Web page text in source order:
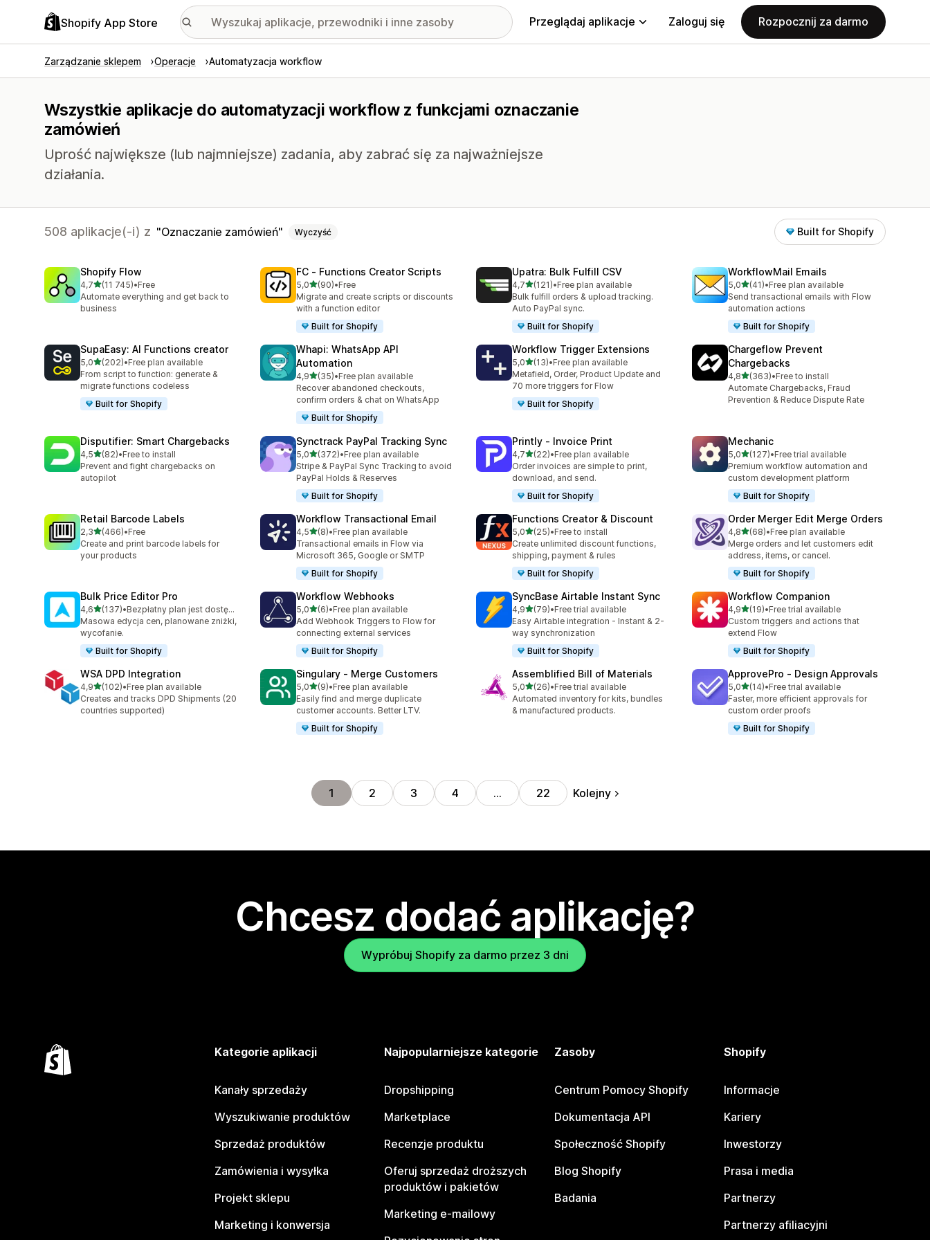
Shopify App Store Przeglądaj aplikacje Zaloguj się Rozpocznij za darmo
Zarządzanie sklepem Operacje Automatyzacja workflow
Wszystkie aplikacje do automatyzacji workflow z funkcjami oznaczanie
zamówień
Uprość największe (lub najmniejsze) zadania, aby zabrać się za najważniejsze
działania.
508 aplikacje(-i) z Oznaczanie zamówień Wyczyść Built for Shopify
Shopify Flow
4,7na 5 gwiazdek
(11 745)
Łączna liczba recenzji: 11745
•Free
Automate everything and get back to
business
FC ‑ Functions Creator Scripts
5,0na 5 gwiazdek
(90)
Łączna liczba recenzji: 90
•Free
Migrate and create scripts or discounts
with a function editor
Built for Shopify
Upatra: Bulk Fulfill CSV
4,7na 5 gwiazdek
(121)
Łączna liczba recenzji: 121
•Free plan available
Bulk fulfill orders & upload tracking.
Auto PayPal sync.
Built for Shopify
WorkflowMail Emails
5,0na 5 gwiazdek
(41)
Łączna liczba recenzji: 41
•Free plan available
Send transactional emails with Flow
automation actions
Built for Shopify
SupaEasy: AI Functions creator
5,0na 5 gwiazdek
(202)
Łączna liczba recenzji: 202
•Free plan available
From script to function: generate &
migrate functions codeless
Built for Shopify
Whapi: WhatsApp API
Automation
4,9na 5 gwiazdek
(35)
Łączna liczba recenzji: 35
•Free plan available
Recover abandoned checkouts,
confirm orders & chat on WhatsApp
Built for Shopify
Workflow Trigger Extensions
5,0na 5 gwiazdek
(13)
Łączna liczba recenzji: 13
•Free plan available
Metafield, Order, Product Update and
70 more triggers for Flow
Built for Shopify
Chargeflow Prevent
Chargebacks
4,8na 5 gwiazdek
(363)
Łączna liczba recenzji: 363
•Free to install
Automate Chargebacks, Fraud
Prevention & Reduce Dispute Rate
Disputifier: Smart Chargebacks
4,5na 5 gwiazdek
(82)
Łączna liczba recenzji: 82
•Free to install
Prevent and fight chargebacks on
autopilot
Synctrack PayPal Tracking Sync
5,0na 5 gwiazdek
(372)
Łączna liczba recenzji: 372
•Free plan available
Stripe & PayPal Sync Tracking to avoid
PayPal Holds & Reserves
Built for Shopify
Printly ‑ Invoice Print
4,7na 5 gwiazdek
(22)
Łączna liczba recenzji: 22
•Free plan available
Order invoices are simple to print,
download, and send.
Built for Shopify
Mechanic
5,0na 5 gwiazdek
(127)
Łączna liczba recenzji: 127
•Free trial available
Premium workflow automation and
custom development platform
Built for Shopify
Retail Barcode Labels
2,3na 5 gwiazdek
(466)
Łączna liczba recenzji: 466
•Free
Create and print barcode labels for
your products
Workflow Transactional Email
4,5na 5 gwiazdek
(8)
Łączna liczba recenzji: 8
•Free plan available
Transactional emails in Flow via
Microsoft 365, Google or SMTP
Built for Shopify
Functions Creator & Discount
5,0na 5 gwiazdek
(25)
Łączna liczba recenzji: 25
•Free to install
Create unlimited discount functions,
shipping, payment & rules
Built for Shopify
Order Merger Edit Merge Orders
4,8na 5 gwiazdek
(68)
Łączna liczba recenzji: 68
•Free plan available
Merge orders and let customers edit
address, items, or cancel.
Built for Shopify
Bulk Price Editor Pro
4,6na 5 gwiazdek
(137)
Łączna liczba recenzji: 137
•
Bezpłatny plan jest dostępny
Masowa edycja cen, planowane zniżki,
wycofanie.
Built for Shopify
Workflow Webhooks
5,0na 5 gwiazdek
(6)
Łączna liczba recenzji: 6
•Free plan available
Add Webhook Triggers to Flow for
connecting external services
Built for Shopify
SyncBase Airtable Instant Sync
4,9na 5 gwiazdek
(79)
Łączna liczba recenzji: 79
•Free trial available
Easy Airtable integration - Instant & 2-
way synchronization
Built for Shopify
Workflow Companion
4,9na 5 gwiazdek
(19)
Łączna liczba recenzji: 19
•Free trial available
Custom triggers and actions that
extend Flow
Built for Shopify
WSA DPD Integration
4,9na 5 gwiazdek
(102)
Łączna liczba recenzji: 102
•Free plan available
Creates and tracks DPD Shipments (20
countries supported)
Singulary ‑ Merge Customers
5,0na 5 gwiazdek
(9)
Łączna liczba recenzji: 9
•Free plan available
Easily find and merge duplicate
customer accounts. Better LTV.
Built for Shopify
Assemblified Bill of Materials
5,0na 5 gwiazdek
(26)
Łączna liczba recenzji: 26
•Free trial available
Automated inventory for kits, bundles
& manufactured products.
ApprovePro ‑ Design Approvals
5,0na 5 gwiazdek
(14)
Łączna liczba recenzji: 14
•Free trial available
Faster, more efficient approvals for
custom order proofs
Built for Shopify
1 2 3 4 … 22 Kolejny
Chcesz dodać aplikację?
Wypróbuj Shopify za darmo przez 3 dni
Kategorie aplikacji
Kanały sprzedaży
Wyszukiwanie produktów
Sprzedaż produktów
Zamówienia i wysyłka
Projekt sklepu
Marketing i konwersja
Najpopularniejsze kategorie
Dropshipping
Marketplace
Recenzje produktu
Oferuj sprzedaż droższych
produktów i pakietów
Marketing e-mailowy
Zasoby
Centrum Pomocy Shopify
Dokumentacja API
Społeczność Shopify
Blog Shopify
Badania
Shopify
Informacje
Kariery
Inwestorzy
Prasa i media
Partnerzy
Partnerzy afiliacyjni